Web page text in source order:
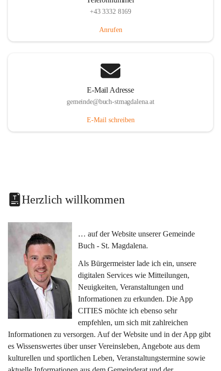
+43 3332 8169
Anrufen
E-Mail Adresse
gemeinde@buch-stmagdalena.at
E-Mail schreiben
Herzlich willkommen
… auf der Website unserer Gemeinde
Buch - St. Magdalena.
Als Bürgermeister lade ich ein, unsere
digitalen Services wie Mitteilungen,
Neuigkeiten, Veranstaltungen und
Informationen zu erkunden. Die App
CITIES möchte ich ebenso sehr
empfehlen, um sich mit zahlreichen
Informationen zu versorgen. Auf der Website und in der App gibt
es Wissenswertes über unser Vereinsleben, Angebote aus dem
kulturellen und sportlichen Leben, Veranstaltungstermine sowie